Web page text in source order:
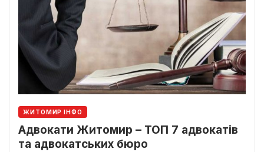
ЖИТОМИР ІНФО
Адвокати Житомир – ТОП 7 адвокатів
та адвокатських бюро